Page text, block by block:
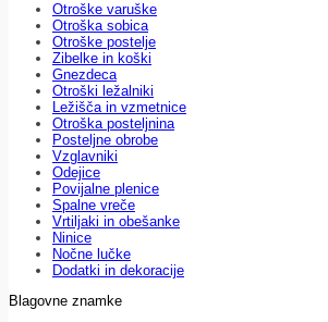
Otroške varuške
Otroška sobica
Otroške postelje
Zibelke in koški
Gnezdeca
Otroški ležalniki
Ležišča in vzmetnice
Otroška posteljnina
Posteljne obrobe
Vzglavniki
Odejice
Povijalne plenice
Spalne vreče
Vrtiljaki in obešanke
Ninice
Nočne lučke
Dodatki in dekoracije
Blagovne znamke